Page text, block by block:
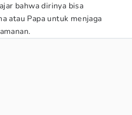
bahwa dirinya bisa
atau Papa untuk menjaga